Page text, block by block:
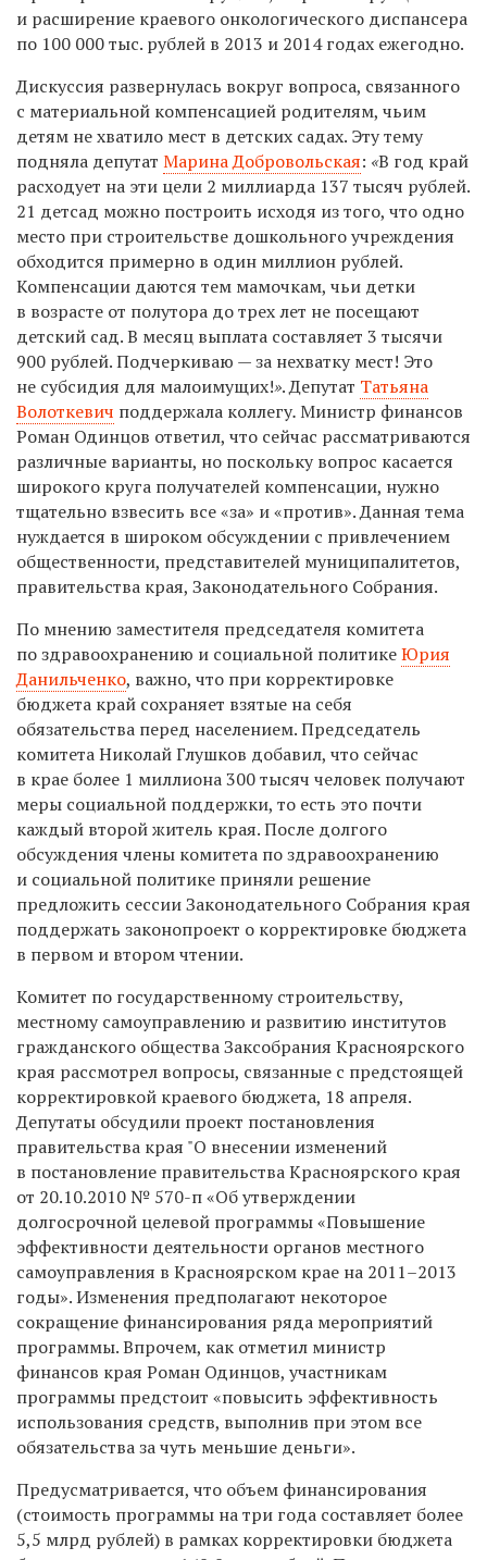
и расширение краевого онкологического диспансера
по 100 000 тыс. рублей в 2013 и 2014 годах ежегодно.
Дискуссия развернулась вокруг вопроса, связанного
с материальной компенсацией родителям, чьим
детям не хватило мест в детских садах. Эту тему
подняла депутат Марина Добровольская: «В год край
расходует на эти цели 2 миллиарда 137 тысяч рублей.
21 детсад можно построить исходя из того, что одно
место при строительстве дошкольного учреждения
обходится примерно в один миллион рублей.
Компенсации даются тем мамочкам, чьи детки
в возрасте от полутора до трех лет не посещают
детский сад. В месяц выплата составляет 3 тысячи
900 рублей. Подчеркиваю — за нехватку мест! Это
не субсидия для малоимущих!». Депутат Татьяна
Волоткевич поддержала коллегу.Министр финансов
Роман Одинцов ответил, что сейчас рассматриваются
различные варианты, но поскольку вопрос касается
широкого круга получателей компенсации, нужно
тщательно взвесить все «за» и «против». Данная тема
нуждается в широком обсуждении с привлечением
общественности, представителей муниципалитетов,
правительства края, Законодательного Собрания.
По мнению заместителя председателя комитета
по здравоохранению и социальной политикеЮрия
Данильченко, важно, что при корректировке
бюджета край сохраняет взятые на себя
обязательства перед населением. Председатель
комитета Николай Глушков добавил, что сейчас
в крае более 1 миллиона 300 тысяч человек получают
меры социальной поддержки, то есть это почти
каждый второй житель края. После долгого
обсуждения члены комитета по здравоохранению
и социальной политике приняли решение
предложить сессии Законодательного Собрания края
поддержать законопроект о корректировке бюджета
в первом и втором чтении.
Комитет по государственному строительству,
местному самоуправлению и развитию институтов
гражданского общества Заксобрания Красноярского
края рассмотрел вопросы, связанные с предстоящей
корректировкой краевого бюджета, 18 апреля.
Депутаты обсудили проект постановления
правительства края "О внесении изменений
в постановление правительства Красноярского края
от 20.10.2010 № 570-п «Об утверждении
долгосрочной целевой программы «Повышение
эффективности деятельности органов местного
самоуправления в Красноярском крае на 2011–2013
годы». Изменения предполагают некоторое
сокращение финансирования ряда мероприятий
программы. Впрочем, как отметил министр
финансов края Роман Одинцов, участникам
программы предстоит «повысить эффективность
использования средств, выполнив при этом все
обязательства за чуть меньшие деньги».
Предусматривается, что объем финансирования
(стоимость программы на три года составляет более
5,5 млрд рублей) в рамках корректировки бюджета